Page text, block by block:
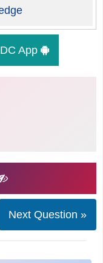
App
Next Question »